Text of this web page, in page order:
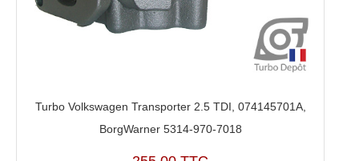
Turbo Volkswagen Transporter 2.5 TDI, 074145701A,
BorgWarner 5314-970-7018